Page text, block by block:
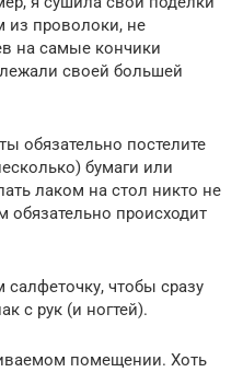
из проволоки, не
на самые кончики
своей большей
обязательно постелите
бумаги или
лаком на стол никто не
обязательно происходит
чтобы сразу
с рук (и ногтей).
помещении. Хоть